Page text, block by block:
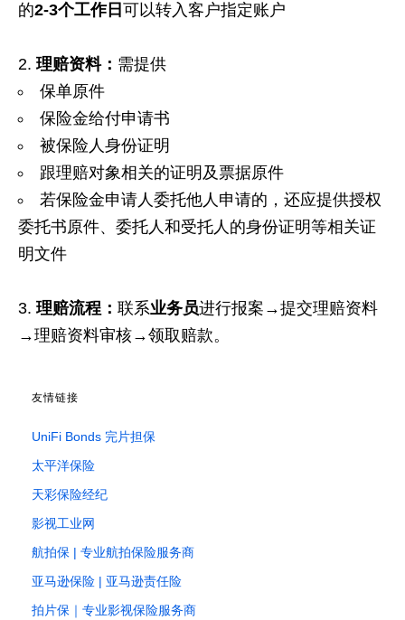
的2-3个工作日 可以转入客户指定账户
理赔资料： 需提供
保单原件
保险金给付申请书
被保险人身份证明
跟理赔对象相关的证明及票据原件
若保险金申请人委托他人申请的，还应提供授权
委托书原件、委托人和受托人的身份证明等相关证
明文件
理赔流程： 联系业务员进行报案→提交理赔资料
→理赔资料审核→领取赔款。
友情链接
UniFi Bonds 完片担保
太平洋保险
天彩保险经纪
影视工业网
航拍保 | 专业航拍保险服务商
亚马逊保险 | 亚马逊责任险
拍片保｜专业影视保险服务商